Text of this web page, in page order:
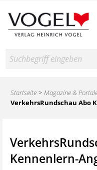
Suche
Startseite
Magazine &
VerkehrsRundschau Abo
Kennenlern-